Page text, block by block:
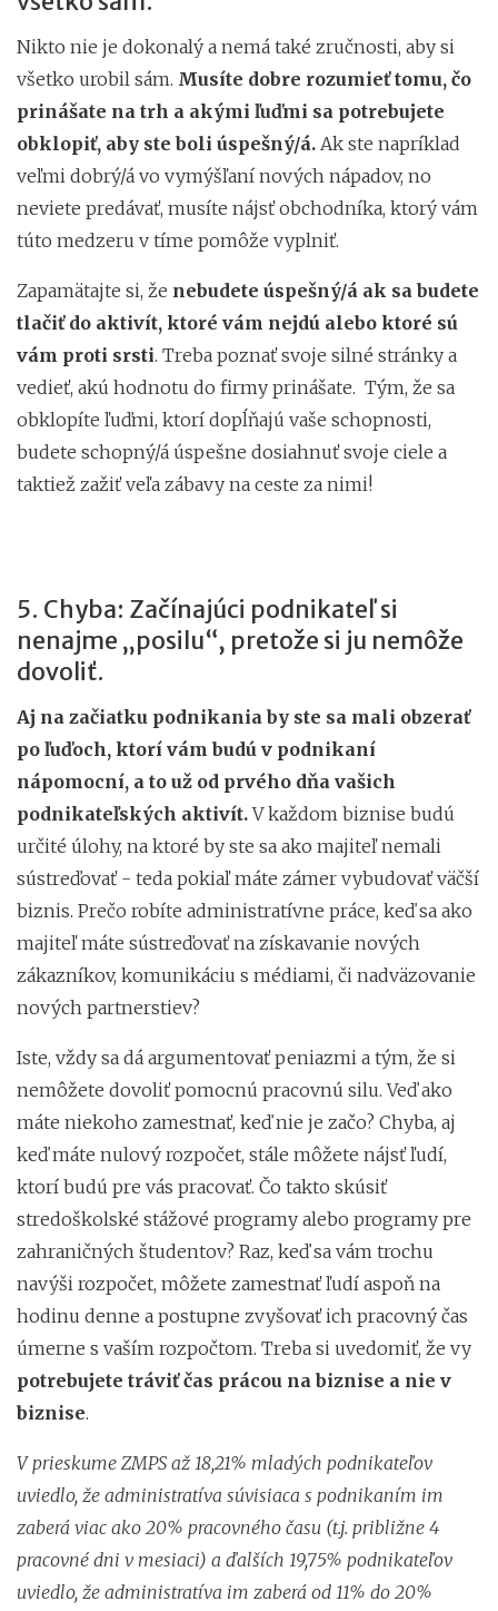
Nikto nie je dokonalý a nemá také zručnosti, aby si
všetko urobil sám. Musíte dobre rozumieť tomu, čo
prinášate na trh a akými ľuďmi sa potrebujete
obklopiť, aby ste boli úspešný/á. Ak ste napríklad
veľmi dobrý/á vo vymýšľaní nových nápadov, no
neviete predávať, musíte nájsť obchodníka, ktorý vám
túto medzeru v tíme pomôže vyplniť.
Zapamätajte si, že nebudete úspešný/á ak sa budete
tlačiť do aktivít, ktoré vám nejdú alebo ktoré sú
vám proti srsti. Treba poznať svoje silné stránky a
vedieť, akú hodnotu do firmy prinášate. Tým, že sa
obklopíte ľuďmi, ktorí dopĺňajú vaše schopnosti,
budete schopný/á úspešne dosiahnuť svoje ciele a
taktiež zažiť veľa zábavy na ceste za nimi!
5. Chyba: Začínajúci podnikateľ si
nenajme „posilu“, pretože si ju nemôže
dovoliť.
Aj na začiatku podnikania by ste sa mali obzerať
po ľuďoch, ktorí vám budú v podnikaní
nápomocní, a to už od prvého dňa vašich
podnikateľských aktivít.V každom biznise budú
určité úlohy, na ktoré by ste sa ako majiteľ nemali
sústreďovať - teda pokiaľ máte zámer vybudovať väčší
biznis. Prečo robíte administratívne práce, keď sa ako
majiteľ máte sústreďovať na získavanie nových
zákazníkov, komunikáciu s médiami, či nadväzovanie
nových partnerstiev?
Iste, vždy sa dá argumentovať peniazmi a tým, že si
nemôžete dovoliť pomocnú pracovnú silu. Veď ako
máte niekoho zamestnať, keď nie je začo? Chyba, aj
keď máte nulový rozpočet, stále môžete nájsť ľudí,
ktorí budú pre vás pracovať. Čo takto skúsiť
stredoškolské stážové programy alebo programy pre
zahraničných študentov? Raz, keď sa vám trochu
navýši rozpočet, môžete zamestnať ľudí aspoň na
hodinu denne a postupne zvyšovať ich pracovný čas
úmerne s vaším rozpočtom. Treba si uvedomiť, že vy
potrebujete tráviť čas prácou na biznise a nie v
biznise.
V prieskume ZMPS až 18,21% mladých podnikateľov
uviedlo, že administratíva súvisiaca s podnikaním im
zaberá viac ako 20% pracovného času (t.j. približne 4
pracovné dni v mesiaci) a ďalších 19,75% podnikateľov
uviedlo, že administratíva im zaberá od 11% do 20%